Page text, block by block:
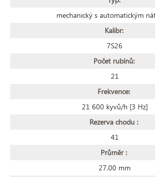
mechanický s automatickým
Kalibr:
7S26
Počet rubínů:
21
Frekvence:
21 600 kyvů/h [3 Hz]
Rezerva chodu :
41
Průměr :
27.00 mm